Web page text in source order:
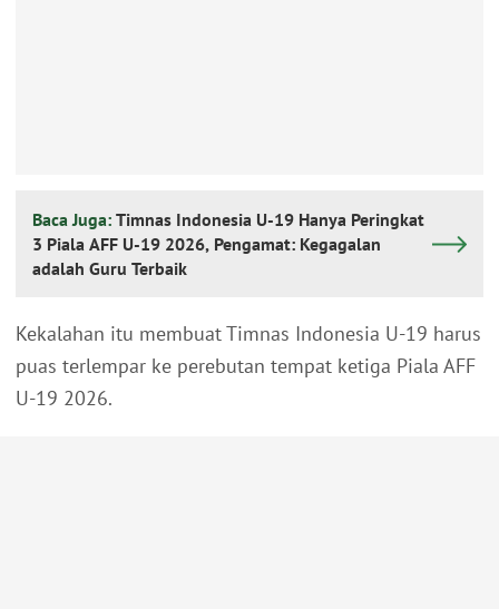
Baca Juga: Timnas Indonesia U-19 Hanya Peringkat
3 Piala AFF U-19 2026, Pengamat: Kegagalan
adalah Guru Terbaik
Kekalahan itu membuat Timnas Indonesia U-19 harus
puas terlempar ke perebutan tempat ketiga Piala AFF
U-19 2026.